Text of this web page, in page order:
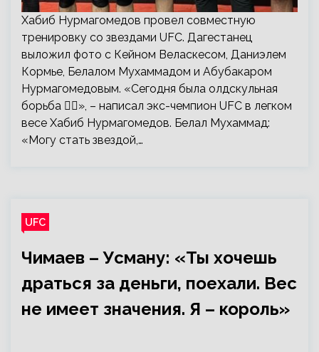
Хабиб Нурмагомедов провел совместную
тренировку со звездами UFC. Дагестанец
выложил фото с Кейном Веласкесом, Даниэлем
Кормье, Белалом Мухаммадом и Абубакаром
Нурмагомедовым. «Сегодня была олдскульная
борьба 🤼‍♂️», – написал экс-чемпион UFC в легком
весе Хабиб Нурмагомедов. Белал Мухаммад:
«Могу стать звездой,…
UFC
Чимаев – Усману: «Ты хочешь
драться за деньги, поехали. Вес
не имеет значения. Я – король»